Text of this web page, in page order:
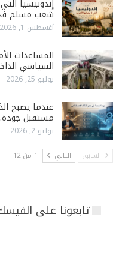
إندونيسيا
شعب مسلم
أغسطس 1, 2026
المساعدات
السياسي
يوليو 25, 2026
عندما يصبح
مستقبل
يوليو 2, 2026
السابق التالي 1 من 12
تابعونا على